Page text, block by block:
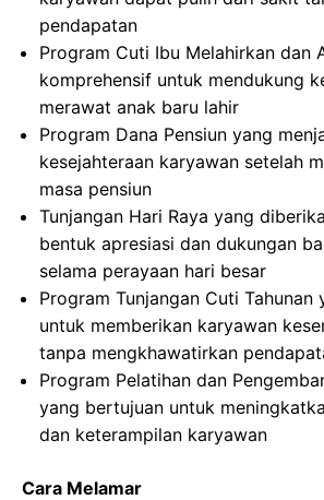
pendapatan
Program Cuti Ibu Melahirkan dan
komprehensif untuk mendukung
merawat anak baru lahir
Program Dana Pensiun yang
kesejahteraan karyawan setelah
masa pensiun
Tunjangan Hari Raya yang
bentuk apresiasi dan dukungan
selama perayaan hari besar
Program Tunjangan Cuti Tahunan
untuk memberikan karyawan
tanpa mengkhawatirkan
Program Pelatihan dan
yang bertujuan untuk
dan keterampilan karyawan
Cara Melamar